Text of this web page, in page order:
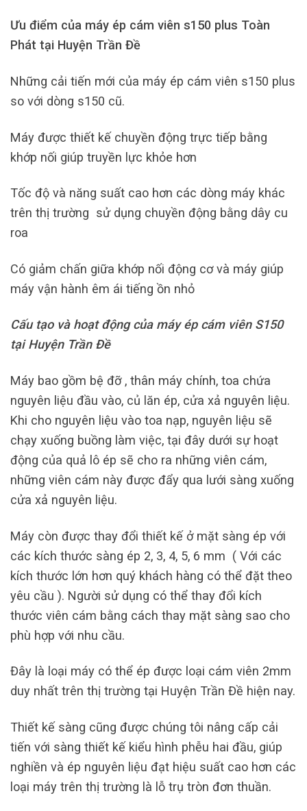
Ưu điểm của máy ép cám viên s150 plus Toàn
Phát tại Huyện Trần Đề
Những cải tiến mới của máy ép cám viên s150 plus
so với dòng s150 cũ.
Máy được thiết kế chuyền động trực tiếp bằng
khớp nối giúp truyền lực khỏe hơn
Tốc độ và năng suất cao hơn các dòng máy khác
trên thị trường sử dụng chuyền động bằng dây cu
roa
Có giảm chấn giữa khớp nối động cơ và máy giúp
máy vận hành êm ái tiếng ồn nhỏ
Cấu tạo và hoạt động của máy ép cám viên S150
tại Huyện Trần Đề
Máy bao gồm bệ đỡ , thân máy chính, toa chứa
nguyên liệu đầu vào, củ lăn ép, cửa xả nguyên liệu.
Khi cho nguyên liệu vào toa nạp, nguyên liệu sẽ
chạy xuống buồng làm việc, tại đây dưới sự hoạt
động của quả lô ép sẽ cho ra những viên cám,
những viên cám này được đẩy qua lưới sàng xuống
cửa xả nguyên liệu.
Máy còn được thay đổi thiết kế ở mặt sàng ép với
các kích thước sàng ép 2, 3, 4, 5, 6 mm ( Với các
kích thước lớn hơn quý khách hàng có thể đặt theo
yêu cầu ). Người sử dụng có thể thay đổi kích
thước viên cám bằng cách thay mặt sàng sao cho
phù hợp với nhu cầu.
Đây là loại máy có thể ép được loại cám viên 2mm
duy nhất trên thị trường tại Huyện Trần Đề hiện nay.
Thiết kế sàng cũng được chúng tôi nâng cấp cải
tiến với sàng thiết kế kiểu hình phễu hai đầu, giúp
nghiền và ép nguyên liệu đạt hiệu suất cao hơn các
loại máy trên thị trường là lỗ trụ tròn đơn thuần.